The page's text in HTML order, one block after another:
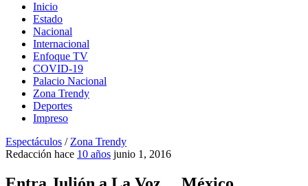
Inicio
Estado
Nacional
Internacional
Enfoque TV
COVID-19
Palacio Nacional
Zona Trendy
Deportes
Impreso
Espectáculos /Zona Trendy
Redacción hace 10 años junio 1, 2016